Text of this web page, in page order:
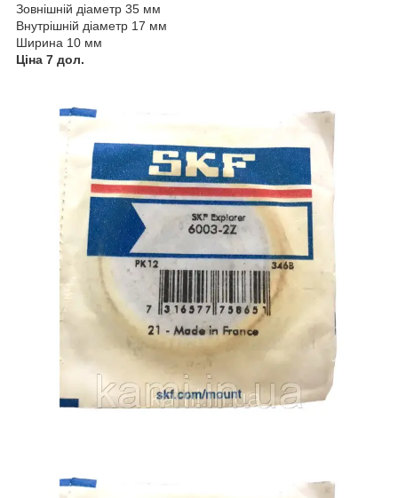
Зовнішній діаметр 35 мм
Внутрішній діаметр 17 мм
Ширина 10 мм
Ціна 7 дол.